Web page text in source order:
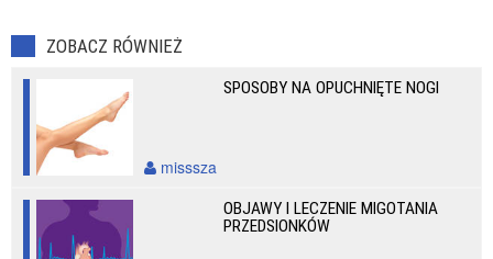
ZOBACZ RÓWNIEŻ
SPOSOBY NA OPUCHNIĘTE NOGI
misssza
OBJAWY I LECZENIE MIGOTANIA
PRZEDSIONKÓW